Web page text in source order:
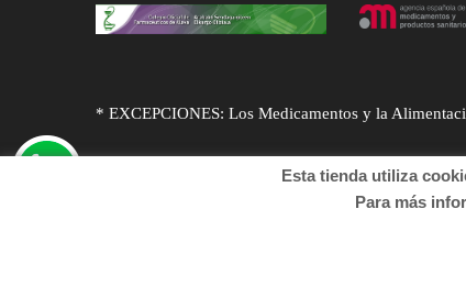
* EXCEPCIONES: Los Medicamentos y la
Esta tienda utiliza cookies
Para más